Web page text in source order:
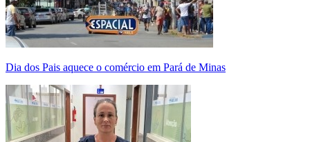
Dia dos Pais aquece o comércio em Pará de Minas